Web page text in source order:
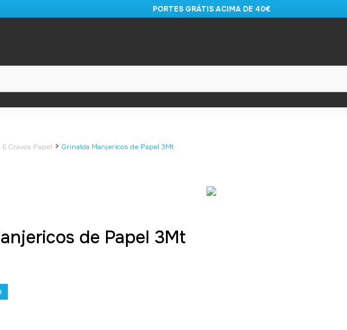
PORTES GRÁTIS ACIMA DE 40€
Cravos Papel > Grinalda Manjericos de Papel 3Mt
de Papel 3Mt